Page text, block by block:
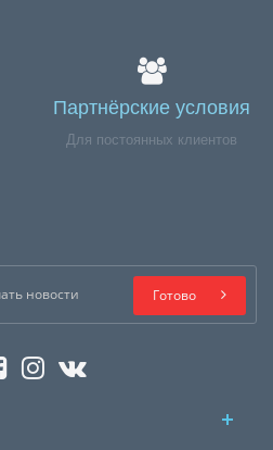
Партнёрские условия
Для постоянных клиентов
Готово